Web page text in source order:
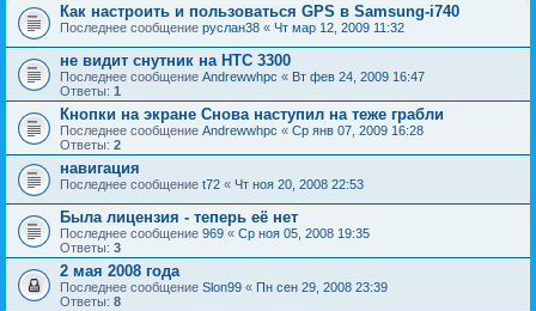
Как настроить и пользоваться GPS в Samsung-i740
Последнее сообщение руслан38 « Чт мар 12, 2009 11:32
не видит снутник на HTC 3300
Последнее сообщение Andrewwhpc « Вт фев 24, 2009 16:47
Ответы: 1
Кнопки на экране Снова наступил на теже грабли
Последнее сообщение Andrewwhpc « Ср янв 07, 2009 16:28
Ответы: 2
навигация
Последнее сообщение t72 « Чт ноя 20, 2008 22:53
Была лицензия - теперь её нет
Последнее сообщение 969 « Ср ноя 05, 2008 19:35
Ответы: 3
2 мая 2008 года
Последнее сообщение Slon99 « Пн сен 29, 2008 23:39
Ответы: 8